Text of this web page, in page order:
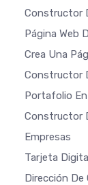
Constructor
Página Web
Crea Una
Constructor
Portafolio
Constructor
Empresas
Tarjeta
Dirección De